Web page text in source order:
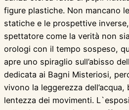
figure plastiche. Non mancano
statiche e le prospettive
spettatore come la verità non
orologi con il tempo sospeso,
apre uno spiraglio sull’abisso
dedicata ai Bagni Misteriosi,
vivono la leggerezza
lentezza dei movimenti.